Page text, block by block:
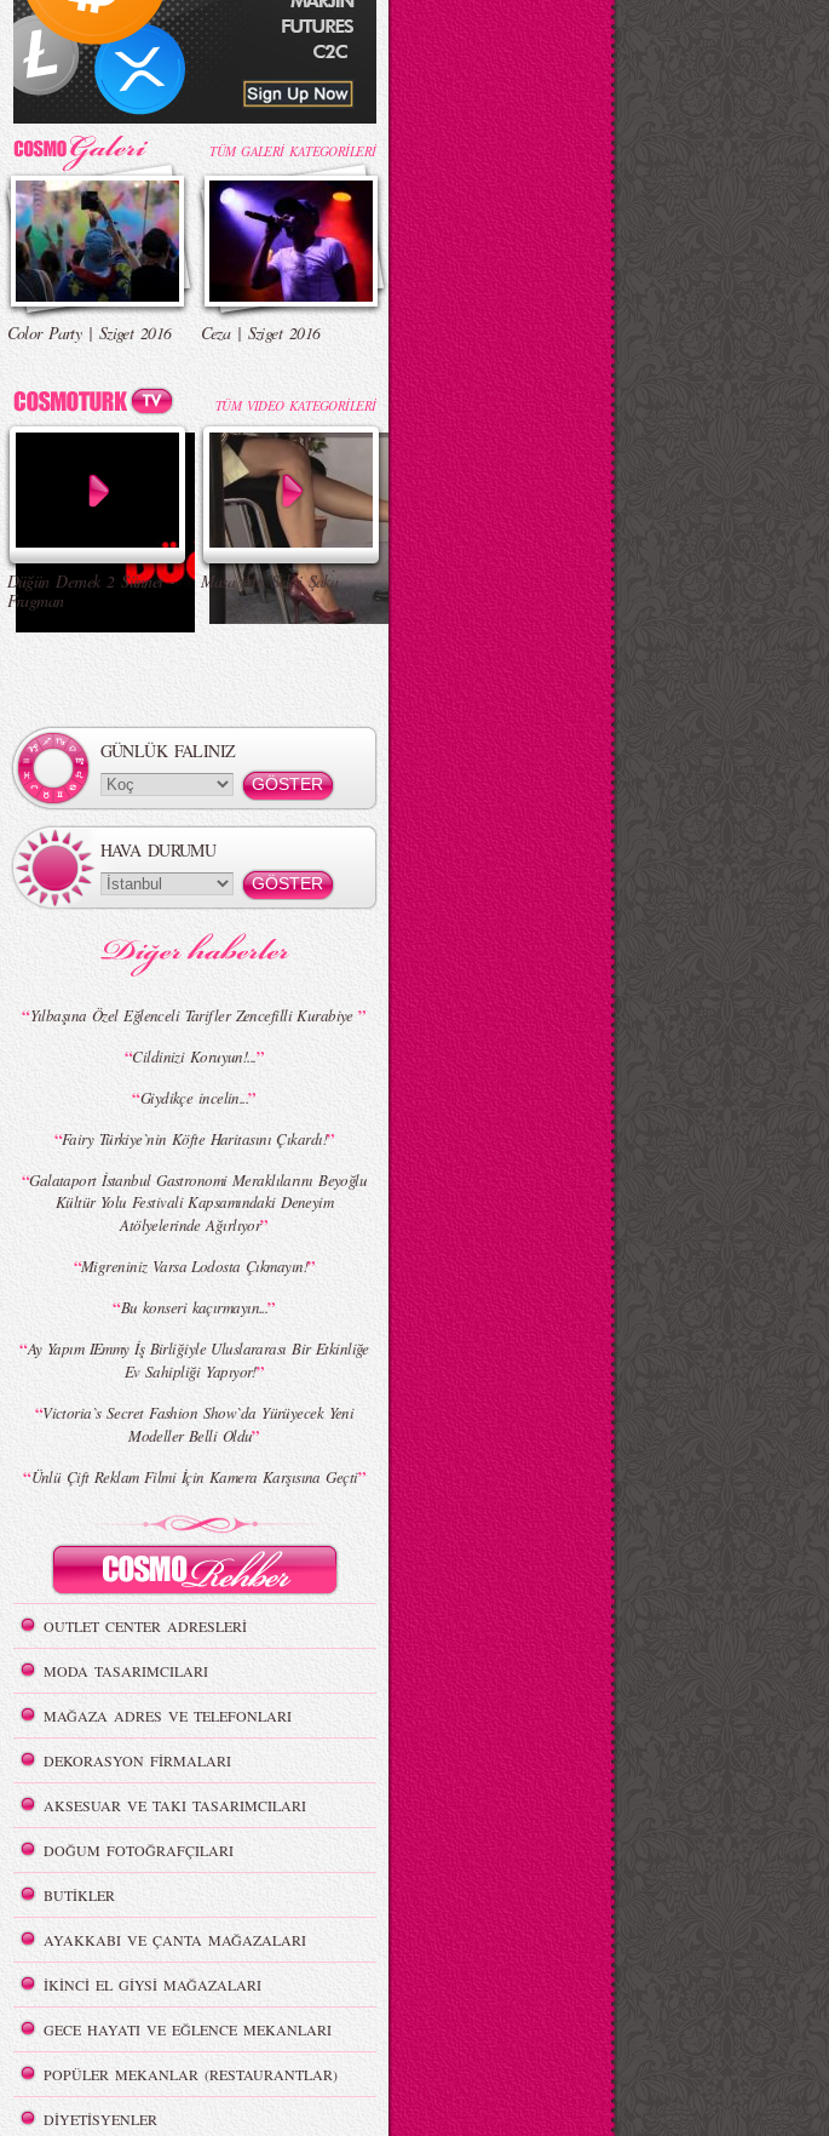
TÜM GALERİ KATEGORİLERİ
Color Party | Sziget 2016 Ceza | Sziget 2016
TÜM VIDEO KATEGORİLERİ
Düğün Dernek 2 Sünnet -
Fragman
Masa Altı Seksi Şaka
GÜNLÜK FALINIZ
HAVA DURUMU
“Yılbaşına Özel Eğlenceli Tarifler Zencefilli Kurabiye”
“Cildinizi Koruyun!...”
“Giydikçe incelin...”
“Fairy Türkiye`nin Köfte Haritasını Çıkardı!”
“Galataport İstanbul Gastronomi Meraklılarını Beyoğlu
Kültür Yolu Festivali Kapsamındaki Deneyim
Atölyelerinde Ağırlıyor”
“Migreniniz Varsa Lodosta Çıkmayın!”
“Bu konseri kaçırmayın...”
“Ay Yapım IEmmy İş Birliğiyle Uluslararası Bir Etkinliğe
Ev Sahipliği Yapıyor!”
“Victoria`s Secret Fashion Show`da Yürüyecek Yeni
Modeller Belli Oldu”
“Ünlü Çift Reklam Filmi İçin Kamera Karşısına Geçti”
OUTLET CENTER ADRESLERİ
MODA TASARIMCILARI
MAĞAZA ADRES VE TELEFONLARI
DEKORASYON FİRMALARI
AKSESUAR VE TAKI TASARIMCILARI
DOĞUM FOTOĞRAFÇILARI
BUTİKLER
AYAKKABI VE ÇANTA MAĞAZALARI
İKİNCİ EL GİYSİ MAĞAZALARI
GECE HAYATI VE EĞLENCE MEKANLARI
POPÜLER MEKANLAR (RESTAURANTLAR)
DİYETİSYENLER